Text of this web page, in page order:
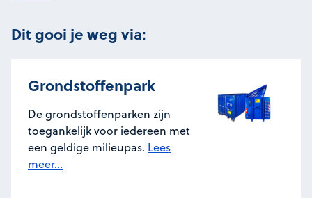
Dit gooi je weg via:
Grondstoffenpark
De grondstoffenparken zijn
toegankelijk voor iedereen met
een geldige milieupas. Lees
meer...